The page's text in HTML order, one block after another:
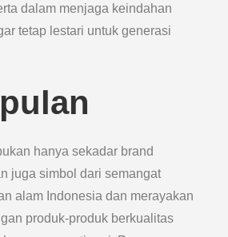
dalam menjaga keindahan
tetap lestari untuk generasi
hanya sekadar brand
juga simbol dari semangat
alam Indonesia dan merayakan
produk-produk berkualitas